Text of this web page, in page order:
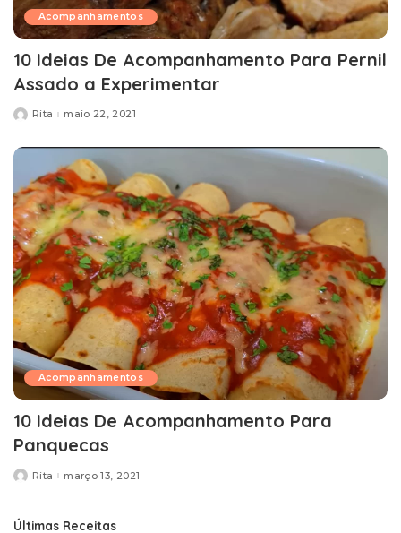
Acompanhamentos
10 Ideias De Acompanhamento Para Pernil
Assado a Experimentar
Posted
Rita maio 22, 2021
Acompanhamentos
10 Ideias De Acompanhamento Para
Panquecas
Posted
Rita março 13, 2021
Últimas Receitas